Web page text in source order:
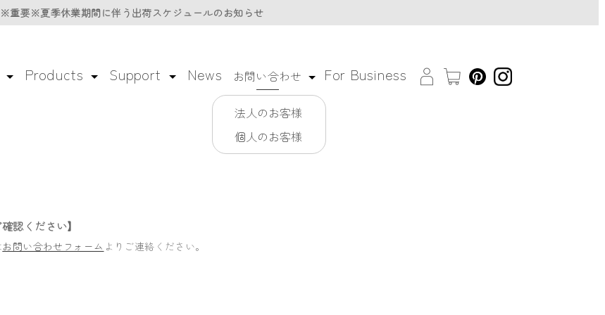
※重要※夏季休業期間に伴う 出荷スケジュールのお知らせ
※重要※夏季休業期間に伴う 出荷スケジュールのお知らせ
Products Support News お問い合わせ
法人のお客様
個人のお客様
For Business
認ください】
お問い合わせフォーム よりご連絡ください。